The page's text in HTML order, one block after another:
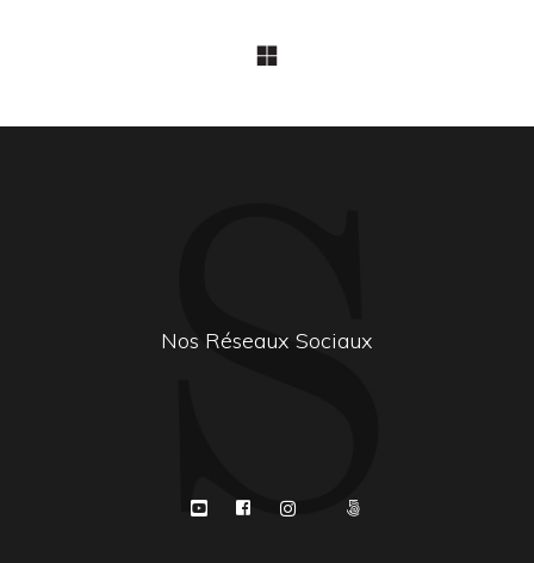
Nos Réseaux Sociaux